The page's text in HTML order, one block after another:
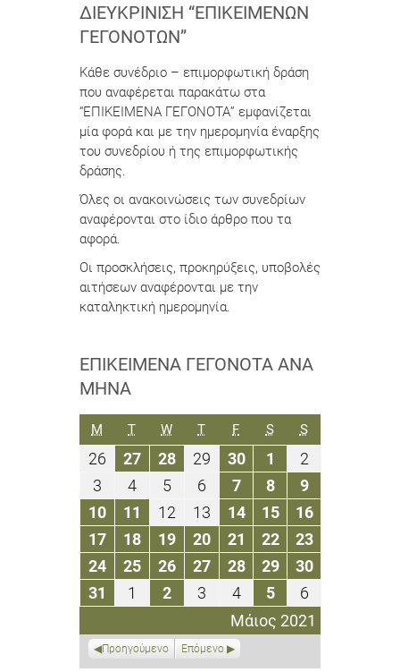
ΔΙΕΥΚΡΊΝΙΣΗ “ΕΠΙΚΕΊΜΕΝΩΝ
ΓΕΓΟΝΌΤΩΝ”
Κάθε συνέδριο – επιμορφωτική δράση
που αναφέρεται παρακάτω στα
“ΕΠΙΚΕΙΜΕΝΑ ΓΕΓΟΝΟΤΑ” εμφανίζεται
μία φορά και με την ημερομηνία έναρξης
του συνεδρίου ή της επιμορφωτικής
δράσης.
Όλες οι ανακοινώσεις των συνεδρίων
αναφέρονται στο ίδιο άρθρο που τα
αφορά.
Οι προσκλήσεις, προκηρύξεις, υποβολές
αιτήσεων αναφέρονται με την
καταληκτική ημερομηνία.
ΕΠΙΚΕΊΜΕΝΑ ΓΕΓΟΝΌΤΑ ΑΝΆ
ΜΉΝΑ
Μάιος 2021
M ΔΕΥΤΈΡΑ
TΤΡΊΤΗ
WΤΕΤΆΡΤΗ
TΠΈΜΠΤΗ
FΠΑΡΑΣΚΕΥΉ
SΣΆΒΒΑΤΟ
SΚΥΡΙΑΚΉ
26
Απριλίου
2021
2727
Απριλίου
2021
2828
Απριλίου
2021
29
Απριλίου
2021
3030
Απριλίου
2021
1
Μαΐου
2021
22
Μαΐου
2021
3
Μαΐου
2021
44
Μαΐου
2021
55
Μαΐου
2021
6
Μαΐου
2021
77
Μαΐου
2021
88
Μαΐου
2021
99
Μαΐου
2021
1010
Μαΐου
2021
11
Μαΐου
2021
12
Μαΐου
2021
13
Μαΐου
2021
1414
Μαΐου
2021
1515
Μαΐου
2021
1616
Μαΐου
2021
1717
Μαΐου
2021
1818
Μαΐου
2021
1919
Μαΐου
2021
2020
Μαΐου
2021
21 21
Μαΐου
2021
2222
Μαΐου
2021
2323
Μαΐου
2021
2424
Μαΐου
2021
2525
Μαΐου
2021
2626
Μαΐου
2021
2727
Μαΐου
2021
2828
Μαΐου
2021
2929
Μαΐου
2021
3030
Μαΐου
2021
31
Μαΐου
1
Ιουνίου
22
Ιουνίου
3
Ιουνίου
2021
44
Ιουνίου
2021
55
Ιουνίου
2021
66
Ιουνίου
2021
Προηγούμενο Επόμενο